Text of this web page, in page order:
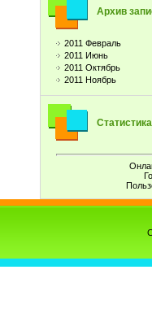
Архив
2011 Февраль
2011 Июнь
2011 Октябрь
2011 Ноябрь
Статистика